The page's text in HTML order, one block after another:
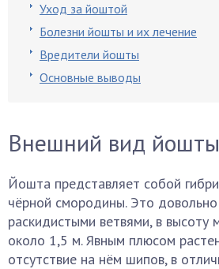
Уход за йоштой
Болезни йошты и их лечение
Вредители йошты
Основные выводы
Внешний вид йошты
Йошта представляет собой
чёрной смородины. Это довольно
раскидистыми ветвями, в высоту
около 1,5 м. Явным плюсом
отсутствие на нём шипов, в